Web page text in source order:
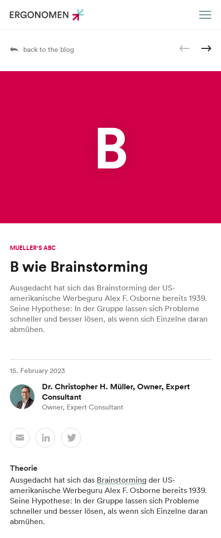
B
back to the blog
MUELLER'S ABC
B wie Brainstorming
Ausgedacht hat sich das Brainstorming der US-
amerikanische Werbeguru Alex F. Osborne bereits 1939.
Seine Hypothese: In der Gruppe lassen sich Probleme
schneller und besser lösen, als wenn sich Einzelne daran
abmühen.
15. February 2023
Dr. Christopher H. Müller, Owner, Expert
Consultant
Owner, Expert Consultant
Theorie
Ausgedacht hat sich das Brainstorming der US-
amerikanische Werbeguru Alex F. Osborne bereits 1939.
Seine Hypothese: In der Gruppe lassen sich Probleme
schneller und besser lösen, als wenn sich Einzelne daran
abmühen.
DE EN